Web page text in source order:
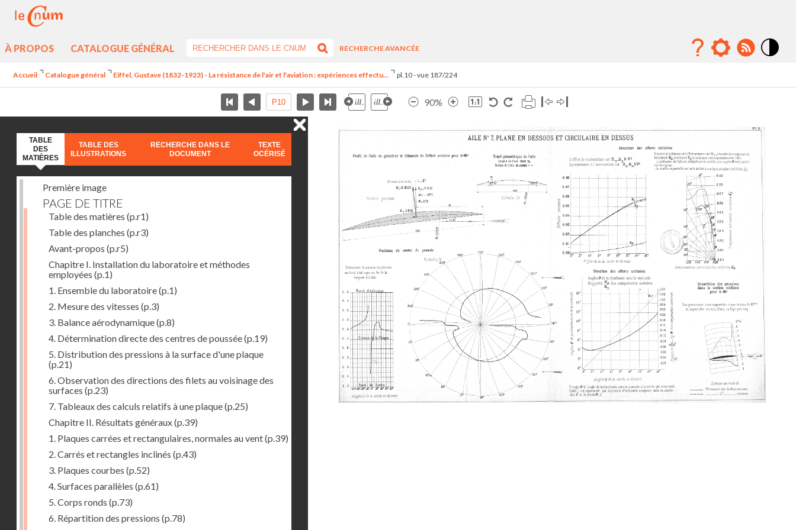
À PROPOS CATALOGUE GÉNÉRAL
RECHERCHE AVANCÉE
Accueil Catalogue général Eiffel, Gustave (1832-1923) - La résistance de l'air et l'aviation : expériences effectu... pl.10 - vue 187/224
90%
TABLE
DES
MATIÈRES
TABLE DES
ILLUSTRATIONS
RECHERCHE DANS LE
DOCUMENT
TEXTE
OCÉRISÉ
Première image
PAGE DE TITRE
Table des matières (p.r1)
Table des planches (p.r3)
Avant-propos (p.r5)
Chapitre I. Installation du laboratoire et méthodes
employées (p.1)
1. Ensemble du laboratoire(p.1)
2. Mesure des vitesses (p.3)
3. Balance aérodynamique(p.8)
4. Détermination directe des centres de poussée(p.19)
5. Distribution des pressions à la surface d'une plaque
(p.21)
6. Observation des directions des filets au voisinage des
surfaces (p.23)
7. Tableaux des calculs relatifs à une plaque(p.25)
Chapitre II. Résultats généraux(p.39)
1. Plaques carrées et rectangulaires, normales au vent(p.39)
2. Carrés et rectangles inclinés (p.43)
3. Plaques courbes (p.52)
4. Surfaces parallèles (p.61)
5. Corps ronds (p.73)
6. Répartition des pressions (p.78)